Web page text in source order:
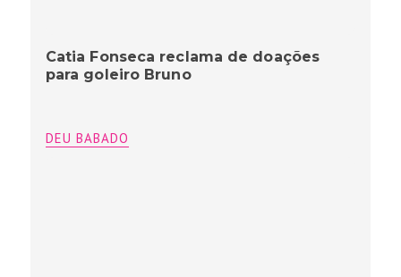
Catia Fonseca reclama de doações
para goleiro Bruno
DEU BABADO